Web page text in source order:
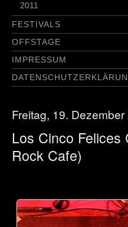
2011
FESTIVALS
OFFSTAGE
IMPRESSUM
Freitag, 19. Dezember
Los Cinco
Rock Cafe)